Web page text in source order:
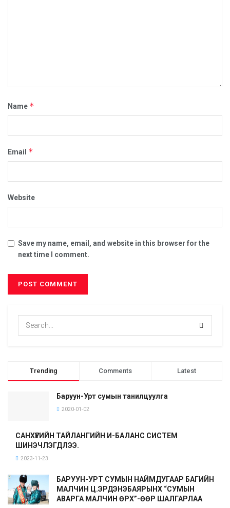
Name *
Email *
Website
Save my name, email, and website in this browser for the
next time I comment.
Trending Comments Latest
Баруун-Урт сумын танилцуулга
2020-01-02
САНХҮҮГИЙН ТАЙЛАНГИЙН И-БАЛАНС СИСТЕМ
ШИНЭЧЛЭГДЛЭЭ.
2023-11-23
БАРУУН-УРТ СУМЫН НАЙМДУГААР БАГИЙН
МАЛЧИН Ц.ЭРДЭНЭБАЯРЫНХ “СУМЫН
АВАРГА МАЛЧИН ӨРХ”-ӨӨР ШАЛГАРЛАА